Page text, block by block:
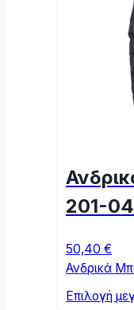
201-
50,40 €
Ανδρικά
Επιλογή